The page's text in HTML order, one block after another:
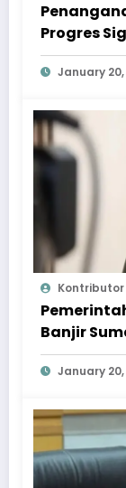
Progres
Dipercepat
January 20,
Kontributor
Banjir
January 20,